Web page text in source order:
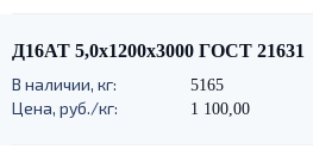
Д16АТ 5,0х1200х3000 ГОСТ 21631
5165
1 100,00